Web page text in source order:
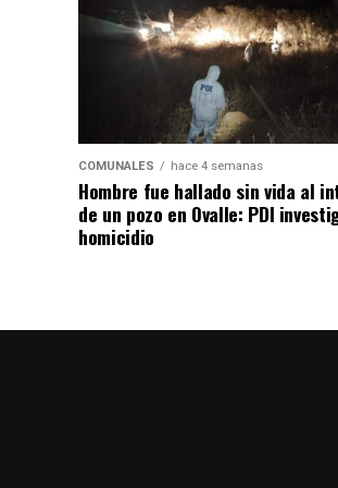
COMUNALES hace 4 semanas
Hombre fue hallado sin vida al
de un pozo en Ovalle: PDI
homicidio